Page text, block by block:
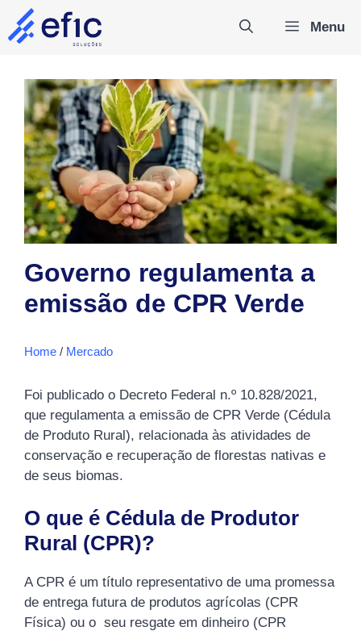
Pular
para
Menu
Governo regulamenta a
emissão de CPR Verde
Home / Mercado
Foi publicado o Decreto Federal n.º 10.828/2021,
que regulamenta a emissão de CPR Verde (Cédula
de Produto Rural), relacionada às atividades de
conservação e recuperação de florestas nativas e
de seus biomas.
O que é Cédula de Produtor
Rural (CPR)?
A CPR é um título representativo de uma promessa
de entrega futura de produtos agrícolas (CPR
Física) ou o seu resgate em dinheiro (CPR